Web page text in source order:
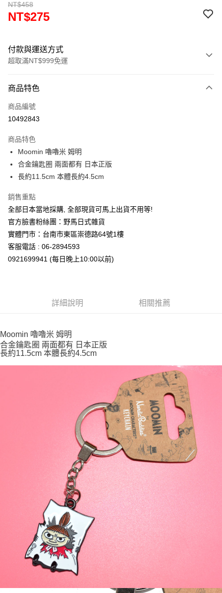
NT$458
NT$275
付款與運送方式
超取滿NT$999免運
信用卡一次付款
信用卡分期付款
合作金庫商業銀行
華南商業銀行
上海商業儲蓄銀行
國泰世華商業銀行
匯豐（台灣）商業銀行
聯邦商業銀行
遠東國際商業銀行
元大商業銀行
台新國際商業銀行
中國信託商業銀行
台灣樂天信用卡公司
超商取貨付款
LINE Pay
街口支付
悠遊付
Google Pay
ATM付款
付款後全家取貨
每筆NT$65，滿NT$999(含以上)免運費
每筆NT$65，滿NT$999(含以上)免運費
每筆NT$100，滿NT$999(含以上)免運費
商品特色
商品編號
10492843
商品特色
Moomin 嚕嚕米 姆明
合金鑰匙圈 兩面都有 日本正版
長約11.5cm 本體長約4.5cm
銷售重點
全部日本當地採購, 全部現貨可馬上出貨不用等!
官方臉書粉絲團：野馬日式雜貨
實體門市：台南市東區崇德路64號1樓
客服電話 : 06-2894593
0921699941 (每日晚上10:00以前)
詳細說明 相關推薦
Moomin 嚕嚕米 姆明
合金鑰匙圈 兩面都有 日本正版
長約11.5cm 本體長約4.5cm